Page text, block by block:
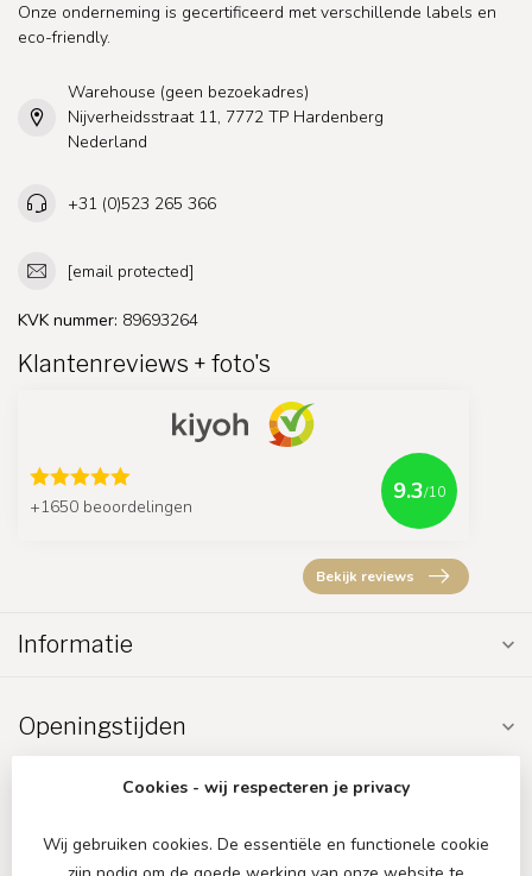
Onze onderneming is gecertificeerd met verschillende labels en
eco-friendly.
Warehouse (geen bezoekadres)
Nijverheidsstraat 11, 7772 TP Hardenberg
Nederland
+31 (0)523 265 366
[email protected]
KVK nummer: 89693264
Klantenreviews + foto's
+1650 beoordelingen
9.3/10
Bekijk reviews
Informatie
Openingstijden
Cookies - wij respecteren je privacy
Wij gebruiken cookies. De essentiële en functionele cookie